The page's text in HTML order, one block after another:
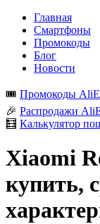
Главная
Смартфоны
Промокоды
Блог
Новости
🎟️ Промокоды
🎉 Распродажи
🧮 Калькулятор
Xiaomi
купить,